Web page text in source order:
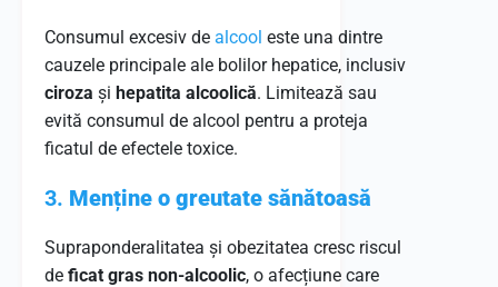
Consumul excesiv de alcool este una dintre
cauzele principale ale bolilor hepatice, inclusiv
ciroza și hepatita alcoolică. Limitează sau
evită consumul de alcool pentru a proteja
ficatul de efectele toxice.
3. Menține o greutate sănătoasă
Supraponderalitatea și obezitatea cresc riscul
de ficat gras non-alcoolic, o afecțiune care